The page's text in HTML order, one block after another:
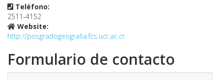
Teléfono:
2511-4152
Website:
http://posgradogeografia.fcs.ucr.ac.cr
Formulario de contacto